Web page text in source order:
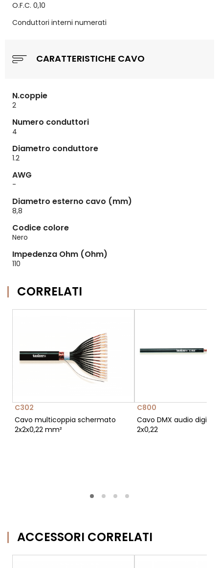
O.F.C. 0,10
Conduttori interni numerati
CARATTERISTICHE CAVO
N.coppie
2
Numero conduttori
4
Diametro conduttore
1.2
AWG
-
Diametro esterno cavo (mm)
8,8
Codice colore
Nero
Impedenza Ohm (Ohm)
110
CORRELATI
C302
Cavo multicoppia schermato
2x2x0,22 mm²
C800
Cavo DMX audio
2x0,22
ACCESSORI CORRELATI